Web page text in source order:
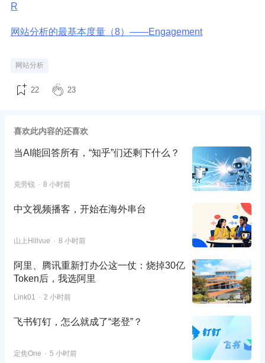
R
网站分析的最基本度量（8）——Engagement
网站分析
22 23
喜欢此内容的还喜欢
当AI能回答所有，“知乎”们还剩下什么？
克劳锐 8 小时前
中文视频播客，开始在海外串台
山上Hillvue 8 小时前
阿里、腾讯重新打办公这一仗：烧掉30亿
Token后，我选阿里
Link01 2 小时前
飞书钉钉，怎么就成了“老登”？
定焦One 5 小时前